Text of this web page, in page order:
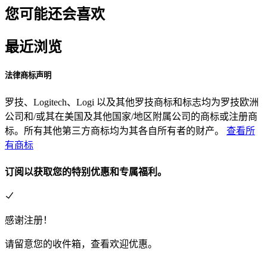
您可能还会喜欢
最近浏览
法律商标声明
罗技、Logitech、Logi 以及其他罗技商标和标志均为罗技欧洲
公司和/或其在美国及其他国家/地区附属公司的商标或注册商
标。所有其他第三方商标均为其各自所有者的财产。 查看所
有商标
订阅以获取您的特别优惠和专属福利。
感谢注册！
请留意您的收件箱，查看欢迎优惠。